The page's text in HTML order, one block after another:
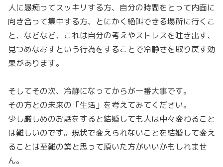
人に愚痴ってスッキリする方、自分の時間をとって内面に
向き合って集中する方、とにかく絶叫できる場所に行くこ
と、などなど、これは自分の考えやストレスを吐き出す、
見つめなおすという行為をすることで冷静さを取り戻す効
果があります。
そしてその次、冷静になってからが一番大事です。
その方との未来の「生活」を考えてみてください。
少し厳しめのお話をすると結婚しても人は中々変わること
は難しいのです。現状で変えられないことを結婚して変え
ることは至難の業と思って頂いた方がいいかもしれませ
ん。